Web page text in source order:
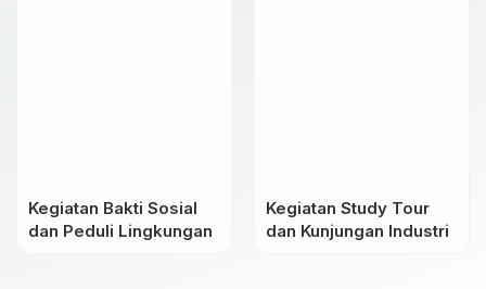
Kegiatan Bakti Sosial
dan Peduli Lingkungan
Kegiatan Study Tour
dan Kunjungan Industri